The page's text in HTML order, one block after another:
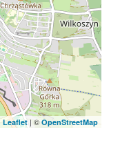
Leaflet| © OpenStreetMap